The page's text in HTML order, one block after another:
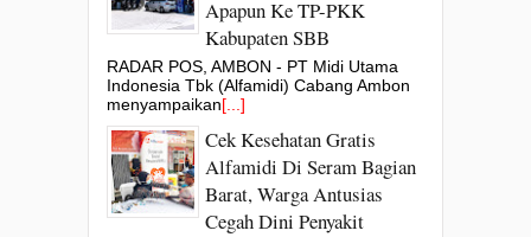
Apapun Ke TP-PKK
Kabupaten SBB
RADAR POS, AMBON - PT Midi Utama
Indonesia Tbk (Alfamidi) Cabang Ambon
menyampaikan[...]
Cek Kesehatan Gratis
Alfamidi Di Seram Bagian
Barat, Warga Antusias
Cegah Dini Penyakit